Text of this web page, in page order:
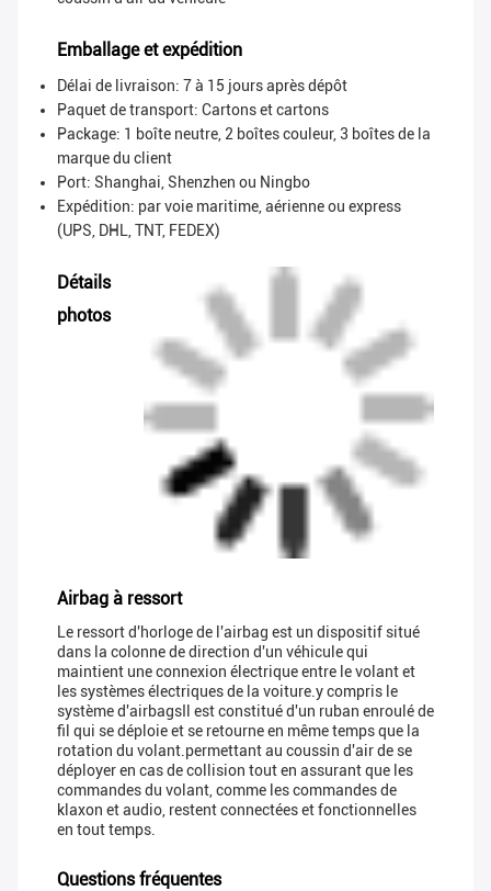
Emballage et expédition
Délai de livraison: 7 à 15 jours après dépôt
Paquet de transport: Cartons et cartons
Package: 1 boîte neutre, 2 boîtes couleur, 3 boîtes de la
marque du client
Port: Shanghai, Shenzhen ou Ningbo
Expédition: par voie maritime, aérienne ou express
(UPS, DHL, TNT, FEDEX)
Détails
photos
Airbag à ressort
Le ressort d'horloge de l'airbag est un dispositif situé
dans la colonne de direction d'un véhicule qui
maintient une connexion électrique entre le volant et
les systèmes électriques de la voiture.y compris le
système d'airbagsIl est constitué d'un ruban enroulé de
fil qui se déploie et se retourne en même temps que la
rotation du volant.permettant au coussin d'air de se
déployer en cas de collision tout en assurant que les
commandes du volant, comme les commandes de
klaxon et audio, restent connectées et fonctionnelles
en tout temps.
Questions fréquentes